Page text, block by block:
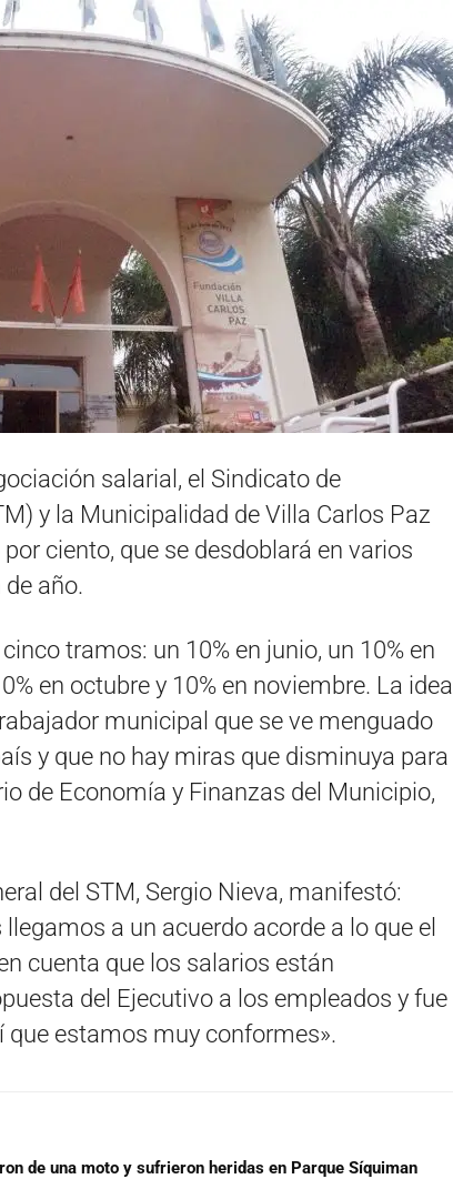
salarial, el Sindicato de
y la Municipalidad de Villa Carlos Paz
ciento, que se desdoblará en varios
año.
tramos: un 10% en junio, un 10% en
en octubre y 10% en noviembre. La idea
municipal que se ve menguado
y que no hay miras que disminuya para
de Economía y Finanzas del Municipio,
del STM, Sergio Nieva, manifestó:
a un acuerdo acorde a lo que el
cuenta que los salarios están
del Ejecutivo a los empleados y fue
estamos muy conformes».
de una moto y sufrieron heridas en Parque Síquiman